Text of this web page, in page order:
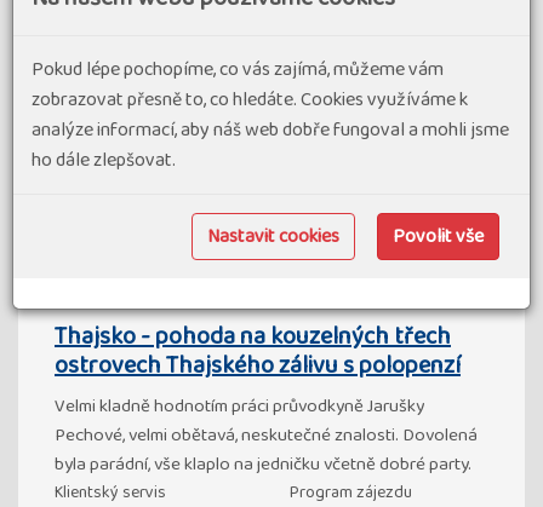
Hlavní průvodce
Thajsko - pohoda na kouzelných třech
ostrovech Thajského zálivu s polopenzí
Velmi kladně hodnotím práci průvodkyně Jarušky
Pechové, velmi obětavá, neskutečné znalosti. Dovolená
byla parádní, vše klaplo na jedničku včetně dobré party.
Klientský servis Program zájezdu
Pokud lépe pochopíme, co vás zajímá, můžeme vám
zobrazovat přesně to, co hledáte. Cookies využíváme k
analýze informací, aby náš web dobře fungoval a mohli jsme
ho dále zlepšovat.
Nastavit cookies Povolit vše